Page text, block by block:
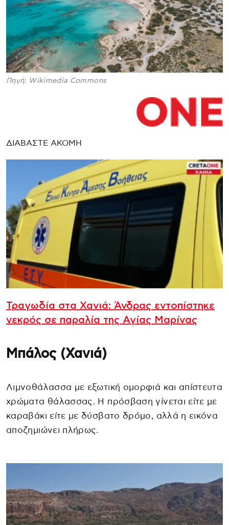
Πηγή: Wikimedia Commons
ΔΙΑΒΑΣΤΕ ΑΚΟΜΗ
Τραγωδία στα Χανιά: Άνδρας εντοπίστηκε
νεκρός σε παραλία της Αγίας Μαρίνας
Μπάλος (Χανιά)
Λιμνοθάλασσα με εξωτική ομορφιά και απίστευτα
χρώματα θάλασσας. Η πρόσβαση γίνεται είτε με
καραβάκι είτε με δύσβατο δρόμο, αλλά η εικόνα
αποζημιώνει πλήρως.